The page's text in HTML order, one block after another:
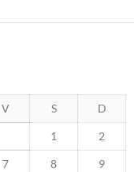
V S D
1 2
7 8 9